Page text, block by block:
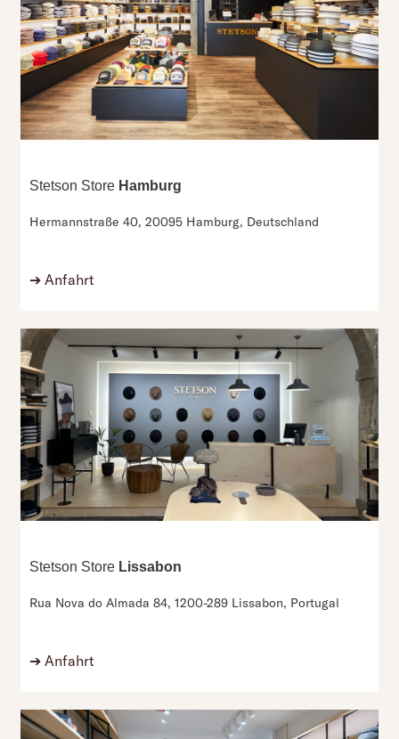
Stetson Store Hamburg
Hermannstraße 40,20095 Hamburg, Deutschland
➔ Anfahrt
Stetson Store Lissabon
Rua Nova do Almada 84,1200-289 Lissabon, Portugal
➔ Anfahrt